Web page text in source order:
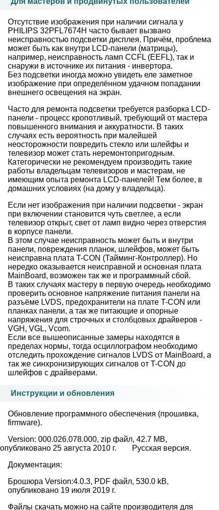
Отсутствие изображения при наличии сигнала у
PHILIPS 32PFL7674H часто бывает вызвано
неисправностью подсветки дисплея. Причём, проблема
может быть как внутри LCD-панели (матрицы),
например, неисправность ламп CCFL (EEFL), так и
снаружи в источнике их питания - инвертора.
Без подсветки иногда можно увидеть еле заметное
изображение при определённом удачном попадании
внешнего освещения на экран.
Часто для ремонта подсветки требуется разборка LCD-
панели - процесс кропотливый, требующий от мастера
повышенного внимания и аккуратности. В таких
случаях есть вероятность при малейшей
неосторожности повредить стекло или шлейфы и
телевизор может стать неремонтопригодным.
Категорически не рекомендуем производить такие
работы владельцам телевизоров и мастерам, не
имеющим опыта ремонта LCD-панелей! Тем более, в
домашних условиях (на дому у владельца).
Если нет изображения при наличии подсветки - экран
при включении становится чуть светлее, а если
телевизор открыт, свет от ламп видно через отверстия
в корпусе панели.
В этом случае неисправность может быть и внутри
панели, повреждения планок, шлейфов, может быть
неисправна плата T-CON (Тайминг-Контроллер). Но
нередко оказывается неисправной и основная плата
MainBoard, возможен так же и программный сбой.
В таких случаях мастеру в первую очередь необходимо
проверить основное напряжение питания панели на
разъёме LVDS, предохранители на плате T-CON или
планках панели, а так же питающие и опорные
напряжения для строчных и столбцовых драйверов -
VGH, VGL, Vcom.
Если все вышеописанные замеры находятся в
пределах нормы, тогда осциллографом необходимо
отследить прохождение сигналов LVDS от MainBoard, а
так же синхронизирующих сигналов от T-CON до
шлейфов с драйверами.
Инструкции и обновления
Обновление программного обеспечения (прошивка,
firmware).
Version: 000.026.078.000, zip файл, 42.7 MB,
опубликовано 25 августа 2010 г.
Русская версия.
Документация:
Брошюра Version:4.0.3, PDF файл, 530.0 kB,
опубликовано 19 июля 2019 г.
Файлы скачать можно на сайте производителя для